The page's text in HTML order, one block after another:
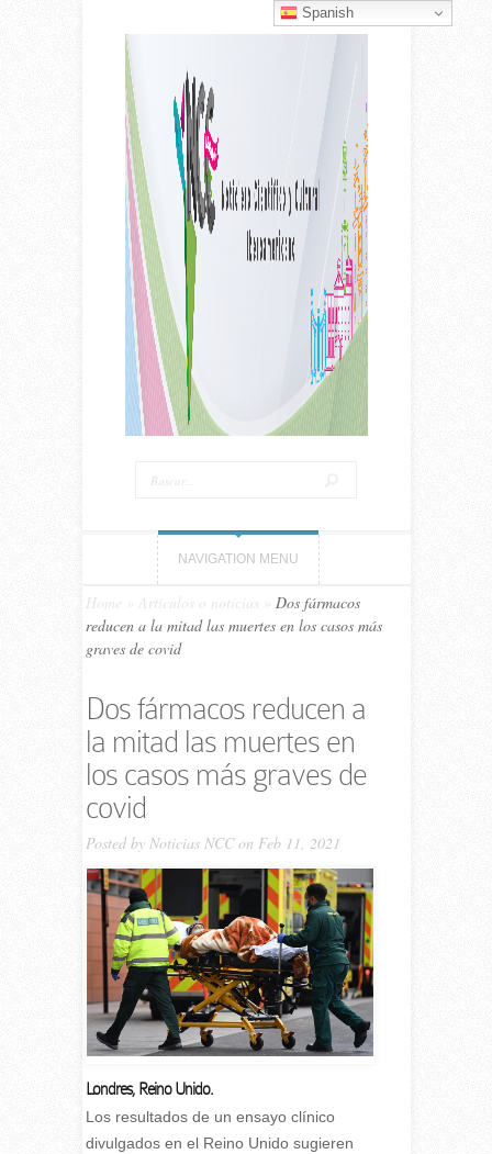
NAVIGATION MENU
Home Artículos o noticias
Dos fármacos
reducen a la mitad las muertes en los casos más
graves de covid
Dos fármacos reducen a
la mitad las muertes en
los casos más graves de
covid
Posted by Noticias NCCon Feb 11, 2021
Londres, Reino Unido.
Los resultados de un ensayo clínico
divulgados en el Reino Unido sugieren
Spanish